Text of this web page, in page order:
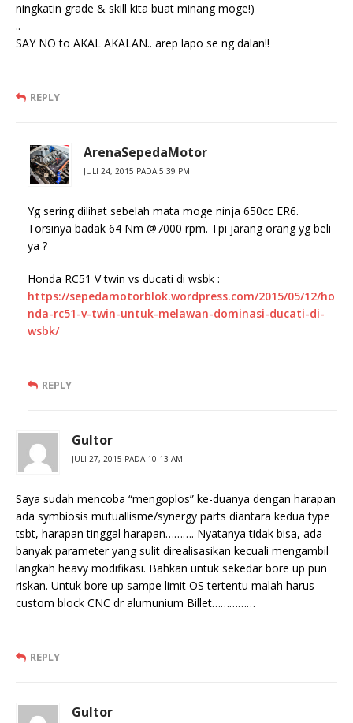
ningkatin grade & skill kita buat minang moge!)
..
SAY NO to AKAL AKALAN.. arep lapo se ng dalan!!
REPLY
ArenaSepedaMotor
JULI 24, 2015 PADA 5:39 PM
Yg sering dilihat sebelah mata moge ninja 650cc ER6.
Torsinya badak 64 Nm @7000 rpm. Tpi jarang orang yg beli
ya ?
Honda RC51 V twin vs ducati di wsbk :
https://sepedamotorblok.wordpress.com/2015/05/12/ho
nda-rc51-v-twin-untuk-melawan-dominasi-ducati-di-
wsbk/
REPLY
Gultor
JULI 27, 2015 PADA 10:13 AM
Saya sudah mencoba “mengoplos” ke-duanya dengan harapan
ada symbiosis mutuallisme/synergy parts diantara kedua type
tsbt, harapan tinggal harapan………. Nyatanya tidak bisa, ada
banyak parameter yang sulit direalisasikan kecuali mengambil
langkah heavy modifikasi. Bahkan untuk sekedar bore up pun
riskan. Untuk bore up sampe limit OS tertentu malah harus
custom block CNC dr alumunium Billet……………
REPLY
Gultor